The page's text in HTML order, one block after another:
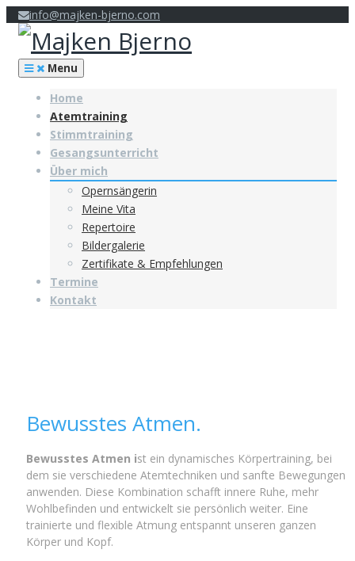
Skip
content
info@majken-bjerno.com
Menu
Home
Atemtraining
Stimmtraining
Gesangsunterricht
Über mich
Opernsängerin
Meine Vita
Repertoire
Bildergalerie
Zertifikate & Empfehlungen
Termine
Kontakt
Bewusstes Atmen.
Bewusstes Atmen ist ein dynamisches Körpertraining, bei
dem sie verschiedene Atemtechniken und sanfte Bewegungen
anwenden. Diese Kombination schafft innere Ruhe, mehr
Wohlbefinden und entwickelt sie persönlich weiter. Eine
trainierte und flexible Atmung entspannt unseren ganzen
Körper und Kopf.